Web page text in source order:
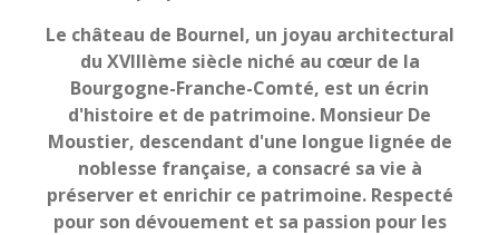
Le château de Bournel, un joyau architectural
du XVIIIème siècle niché au cœur de la
Bourgogne-Franche-Comté, est un écrin
d'histoire et de patrimoine. Monsieur De
Moustier, descendant d'une longue lignée de
noblesse française, a consacré sa vie à
préserver et enrichir ce patrimoine. Respecté
pour son dévouement et sa passion pour les